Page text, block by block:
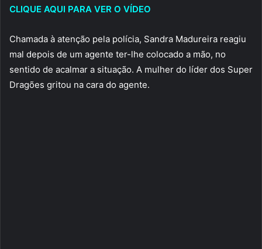
CLIQUE AQUI PARA VER O VÍDEO
Chamada à atenção pela polícia, Sandra Madureira reagiu
mal depois de um agente ter-lhe colocado a mão, no
sentido de acalmar a situação. A mulher do líder dos Super
Dragões gritou na cara do agente.